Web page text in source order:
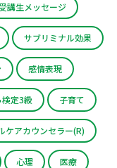
受講生メッセージ
サブリミナル効果
感情表現
検定3級 子育て
ケアカウンセラー(R)
心理 医療